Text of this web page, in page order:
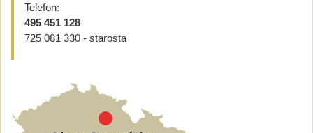
Telefon:
495 451 128
725 081 330 - starosta